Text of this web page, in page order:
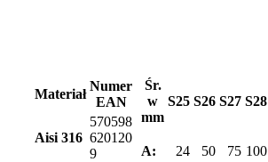
Materiał
Numer
EAN
Aisi 316
570598
620120
9
Śr.
w
mm
S25 S26 S27 S28
A: 24 50 75 100